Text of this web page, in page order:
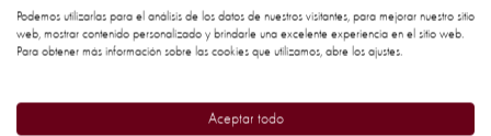
Como parte de los esfuerzos en mejorar los sistemas de
agua, la organización invirtió US$ 10.000 para la
recursos hídricos en Aldama, que a su vez movilizó al
Podemos utilizarlas para el análisis de los datos de nuestros visitantes, para mejorar nuestro sitio
web, mostrar contenido personalizado y brindarle una excelente experiencia en el sitio web.
Para obtener más información sobre las cookies que utilizamos, abre los ajustes.
Aceptar todo